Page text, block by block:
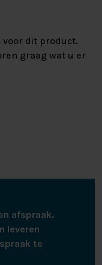
voor dit product.
graag wat u er
afspraak.
leveren
te